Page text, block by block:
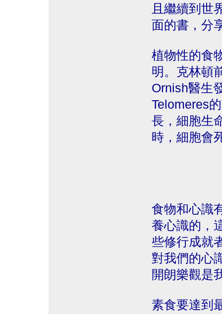
且繼續到世
面的書，分
植物性的食
明。克林頓
Ornish醫生
Telomeres
長，細胞生
時，細胞會
食物和心識
養心識的，
些修行成就
對我們的心
開朗樂觀是
素食要達到